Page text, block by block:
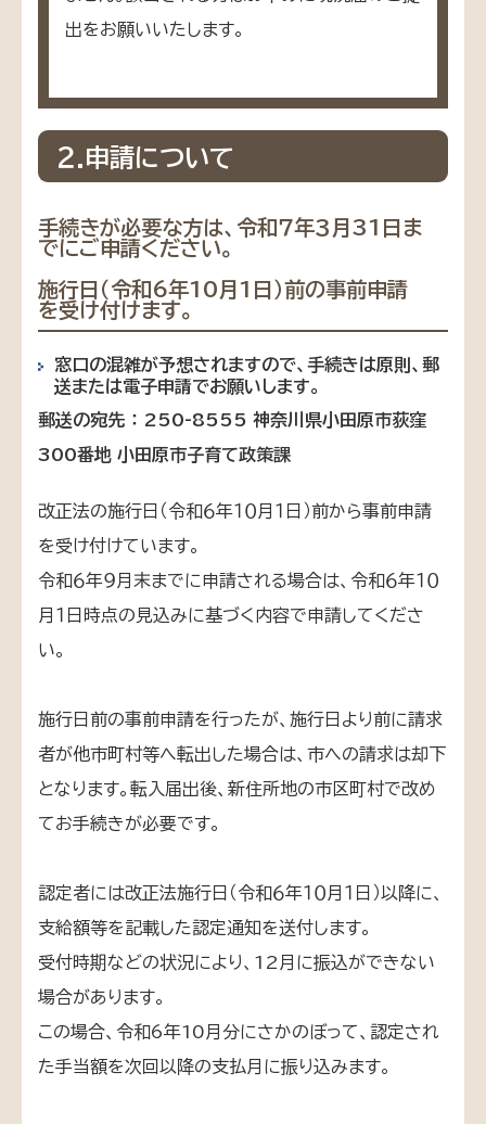
出をお願いいたします。
２.申請について
手続きが必要な方は、令和７年３月31日ま
でにご申請ください。
施行日（令和6年10月1日）前の事前申請
を受け付けます。
窓口の混雑が予想されますので、手続きは原則、郵
送または電子申請でお願いします。
郵送の宛先 ： 250-8555 神奈川県小田原市荻窪
300番地 小田原市子育て政策課
改正法の施行日（令和６年１０月１日）前から事前申請
を受け付けています。
令和６年９月末までに申請される場合は、令和６年１０
月１日時点の見込みに基づく内容で申請してくださ
い。
施行日前の事前申請を行ったが、施行日より前に請求
者が他市町村等へ転出した場合は、市への請求は却下
となります。転入届出後、新住所地の市区町村で改め
てお手続きが必要です。
認定者には改正法施行日（令和６年１０月１日）以降に、
支給額等を記載した認定通知を送付します。
受付時期などの状況により、12月に振込ができない
場合があります。
この場合、令和6年10月分にさかのぼって、認定され
た手当額を次回以降の支払月に振り込みます。